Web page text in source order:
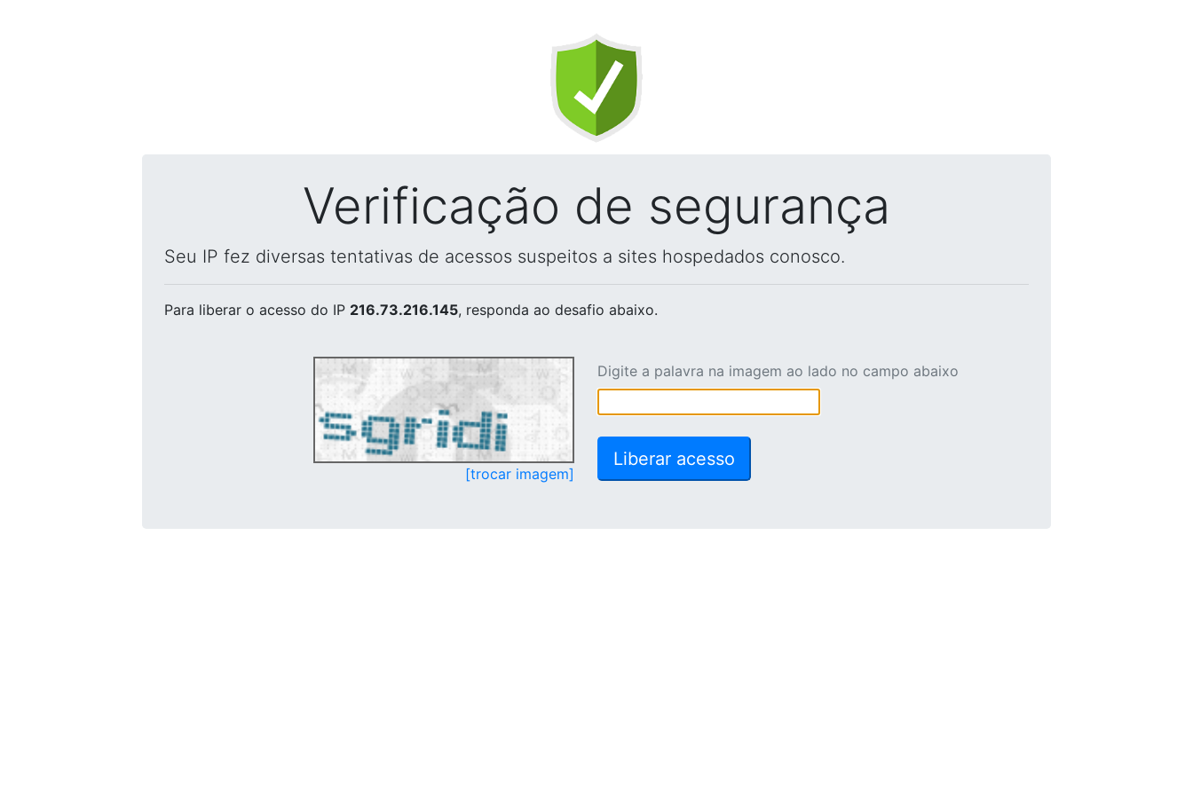
Verificação de segurança
Seu IP fez diversas tentativas de acessos suspeitos a sites hospedados conosco.
Para liberar o acesso do IP 216.73.216.145, responda ao desafio abaixo.
[trocar imagem]
Digite a palavra na imagem ao lado no campo abaixo